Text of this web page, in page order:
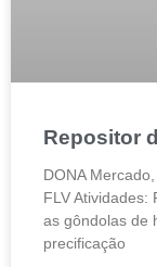
Repositor
DONA
FLV Atividades:
as gôndolas de
precificação